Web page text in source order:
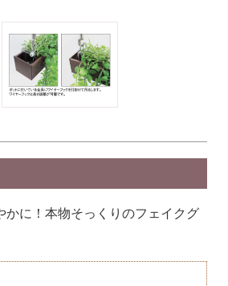
に！本物そっくりのフェイクグ